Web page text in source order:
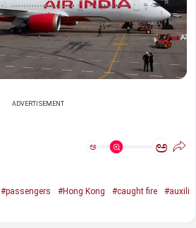
ADVERTISEMENT
ಅ ಅ
#passengers #Hong Kong #caught fire
#auxili